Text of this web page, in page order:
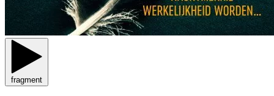
fragment